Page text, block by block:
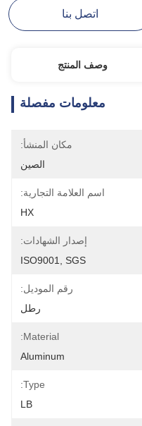
اتصل بنا
وصف المنتج
معلومات مفصلة
مكان المنشأ:
الصين
اسم العلامة التجارية:
HX
إصدار الشهادات:
ISO9001, SGS
رقم الموديل:
رطل
Material:
Aluminum
Type:
LB